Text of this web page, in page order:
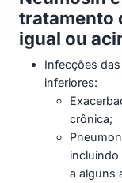
tratamento
igual ou
Infecções
inferiores:
crônica;
incluindo
a alguns